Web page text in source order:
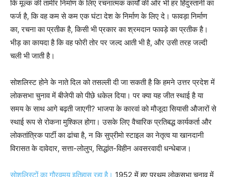
कि मूल्क की तामीर निर्माण के लिए रचनात्मक कार्यों की ओर भी हर हिंदुस्तानी का
फर्ज है, कि वह कम से कम एक घंटा देश के निर्माण के लिए दे। फावड़ा निर्माण
का, रचना का प्रतीक है, किसी भी प्रकार का श्रमदान फावड़े का प्रतीक है।
भीड़ का कायदा है कि वह फोरी तोर पर जल्द आती भी है, और उसी तरह जल्दी
चली भी जाती है।
सोशलिस्ट होने के नाते दिल को तसल्ली दी जा सकती है कि हमने उत्तर प्रदेश में
लोकसभा चुनाव में बीजेपी को पीछे धकेल दिया। पर क्या यह जीत स्थाई है या
समय के साथ आगे बढ़ती जाएगी? भाजपा के कारवां को मौजूदा सियासी औजारों से
स्थाई रूप से रोकना मुश्किल होगा। उसके लिए वैचारिक प्रतिबद्ध कार्यकर्ता और
लोकतांत्रिक पार्टी का ढांचा है, न कि सुप्रीमो स्टाइल का नेतृत्व या खानदानी
विरासत के दावेदार, सत्ता-लोलुप, सिद्धांत-विहीन अवसरवादी धन्धेबाज।
सोशलिस्टों का गौरवमय इतिहास रहा है। 1952 में हुए प्रथम लोकसभा चुनाव में